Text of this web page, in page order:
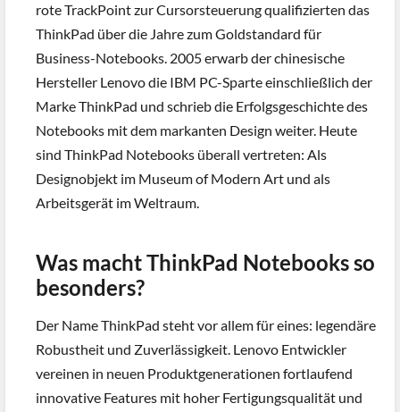
rote TrackPoint zur Cursorsteuerung qualifizierten das
ThinkPad über die Jahre zum Goldstandard für
Business-Notebooks. 2005 erwarb der chinesische
Hersteller Lenovo die IBM PC-Sparte einschließlich der
Marke ThinkPad und schrieb die Erfolgsgeschichte des
Notebooks mit dem markanten Design weiter. Heute
sind ThinkPad Notebooks überall vertreten: Als
Designobjekt im Museum of Modern Art und als
Arbeitsgerät im Weltraum.
Was macht ThinkPad Notebooks so
besonders?
Der Name ThinkPad steht vor allem für eines: legendäre
Robustheit und Zuverlässigkeit. Lenovo Entwickler
vereinen in neuen Produktgenerationen fortlaufend
innovative Features mit hoher Fertigungsqualität und